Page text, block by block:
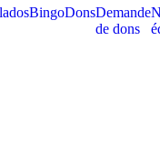
BingoDonsDemande
de dons